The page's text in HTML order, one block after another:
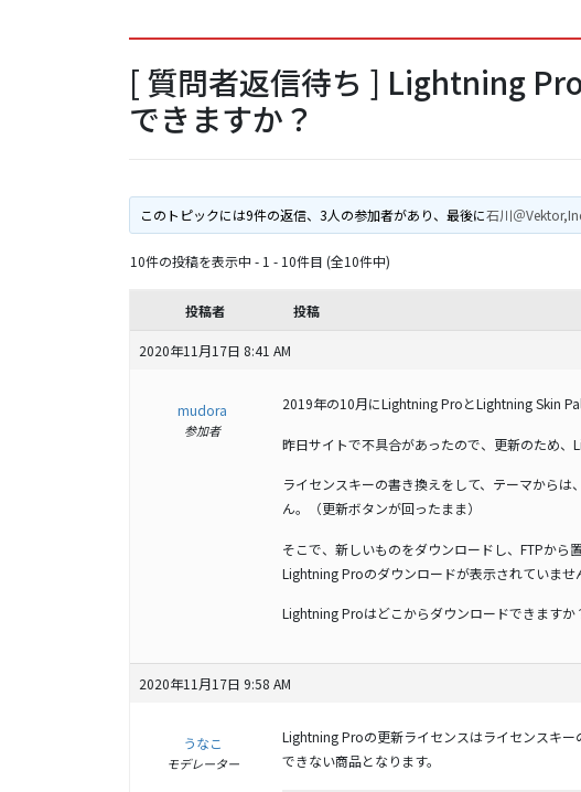
[ 質問者返信待ち ] Lightning
できますか？
このトピックには9件の返信、3人の参加者があり、最後に石川＠
10件の投稿を表示中 - 1 - 10件目 (全10件中)
投稿者 投稿
2020年11月17日 8:41 AM
mudora
参加者
2019年の10月にLightning ProとLightning Skin
昨日サイトで不具合があったので、更新のため、
ライセンスキーの書き換えをして、テーマから
ん。（更新ボタンが回ったまま）
そこで、新しいものをダウンロードし、FTPから
Lightning Proのダウンロードが表示されていませ
Lightning Proはどこからダウンロードできますか
2020年11月17日 9:58 AM
うなこ
モデレーター
Lightning Proの更新ライセンスはライセンスキ
できない商品となります。